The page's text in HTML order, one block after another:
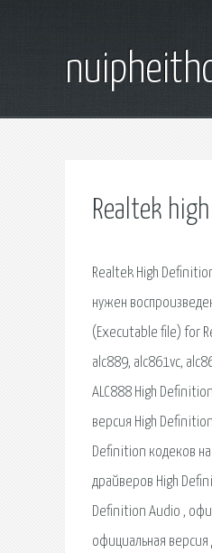
Realtek
Realtek High
нужен
(Executable file) for
alc889, alc861vc,
ALC888 High
версия High
Definition кодеков
драйверов High
Definition Audio ,
официальная